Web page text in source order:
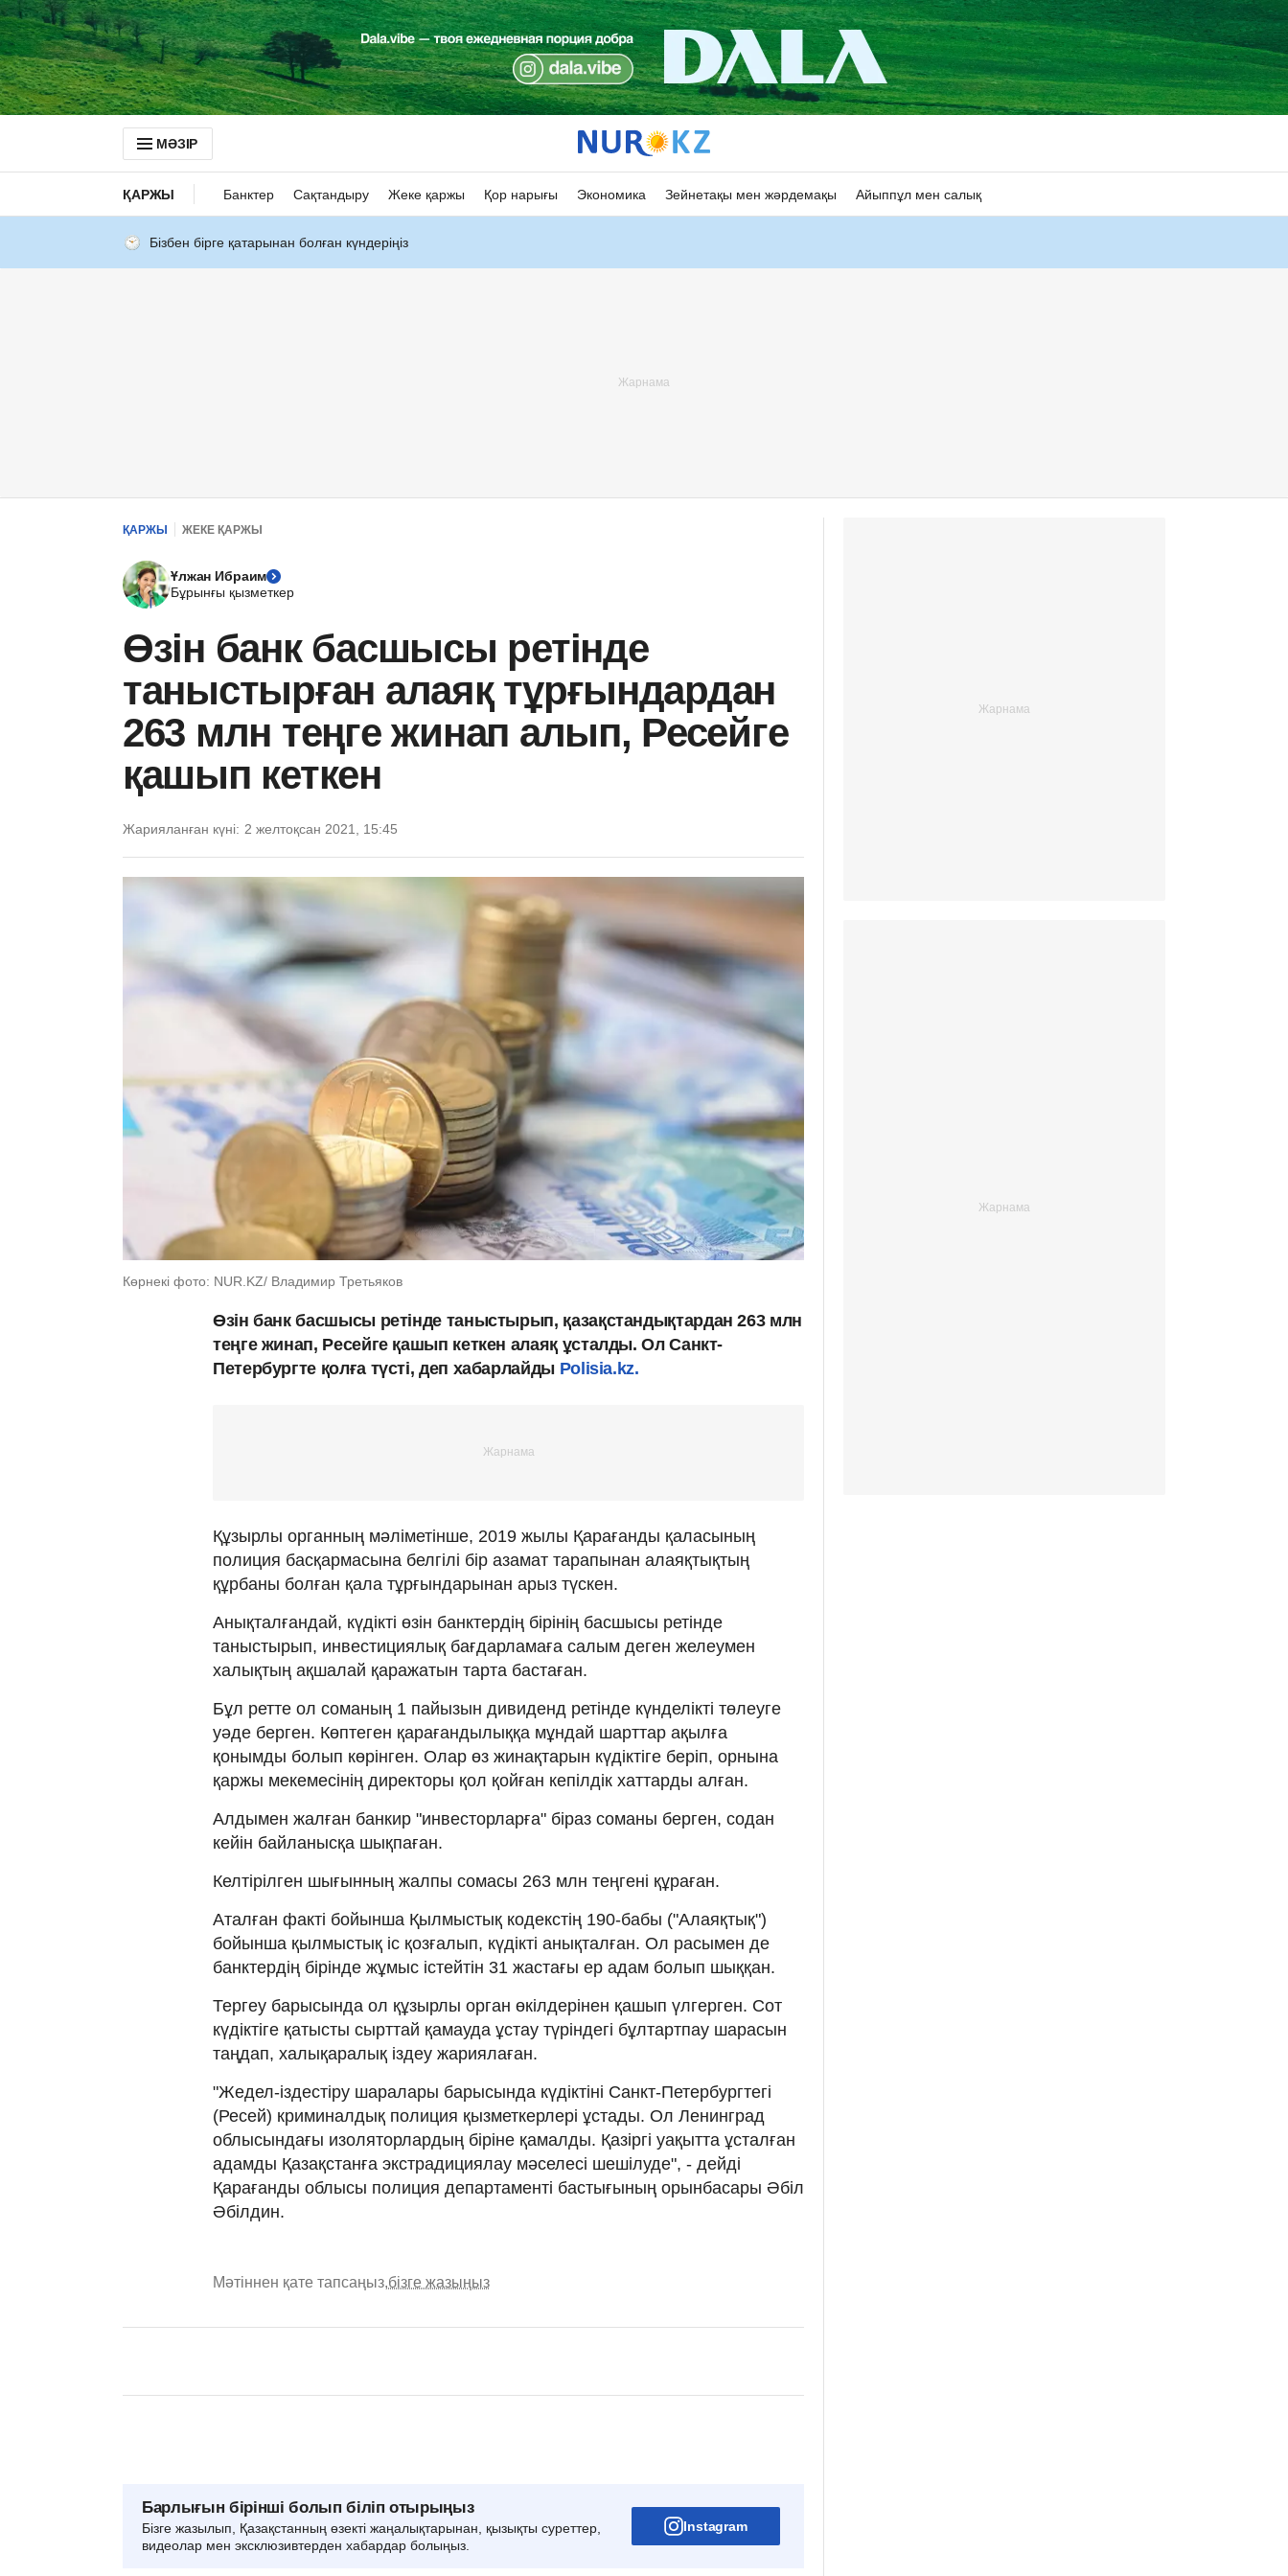
МӘЗІР
ҚАРЖЫ Банктер Сақтандыру Жеке қаржы Қор нарығы Экономика Зейнетақы мен жәрдемақы Айыппұл мен салық
Бізбен бірге қатарынан болған күндеріңіз
ҚАРЖЫ ЖЕКЕ ҚАРЖЫ
Ұлжан Ибраим
Бұрынғы қызметкер
Өзін банк басшысы ретінде
таныстырған алаяқ тұрғындардан
263 млн теңге жинап алып, Ресейге
қашып кеткен
Жарияланған күні: 2 желтоқсан 2021, 15:45
Көрнекі фото: NUR.KZ/ Владимир Третьяков
Өзін банк басшысы ретінде таныстырып, қазақстандықтардан 263 млн
теңге жинап, Ресейге қашып кеткен алаяқ ұсталды. Ол Санкт-
Петербургте қолға түсті, деп хабарлайды Polisia.kz.
Құзырлы органның мәліметінше, 2019 жылы Қарағанды қаласының
полиция басқармасына белгілі бір азамат тарапынан алаяқтықтың
құрбаны болған қала тұрғындарынан арыз түскен.
Анықталғандай, күдікті өзін банктердің бірінің басшысы ретінде
таныстырып, инвестициялық бағдарламаға салым деген желеумен
халықтың ақшалай қаражатын тарта бастаған.
Бұл ретте ол соманың 1 пайызын дивиденд ретінде күнделікті төлеуге
уәде берген. Көптеген қарағандылыққа мұндай шарттар ақылға
қонымды болып көрінген. Олар өз жинақтарын күдіктіге беріп, орнына
қаржы мекемесінің директоры қол қойған кепілдік хаттарды алған.
Алдымен жалған банкир "инвесторларға" біраз соманы берген, содан
кейін байланысқа шықпаған.
Келтірілген шығынның жалпы сомасы 263 млн теңгені құраған.
Аталған факті бойынша Қылмыстық кодекстің 190-бабы ("Алаяқтық")
бойынша қылмыстық іс қозғалып, күдікті анықталған. Ол расымен де
банктердің бірінде жұмыс істейтін 31 жастағы ер адам болып шыққан.
Тергеу барысында ол құзырлы орган өкілдерінен қашып үлгерген. Сот
күдіктіге қатысты сырттай қамауда ұстау түріндегі бұлтартпау шарасын
таңдап, халықаралық іздеу жариялаған.
"Жедел-іздестіру шаралары барысында күдіктіні Санкт-Петербургтегі
(Ресей) криминалдық полиция қызметкерлері ұстады. Ол Ленинград
облысындағы изоляторлардың біріне қамалды. Қазіргі уақытта ұсталған
адамды Қазақстанға экстрадициялау мәселесі шешілуде", - дейді
Қарағанды облысы полиция департаменті бастығының орынбасары Әбіл
Әбілдин.
Мәтіннен қате тапсаңыз,бізге жазыңыз
Барлығын бірінші болып біліп отырыңыз
Бізге жазылып, Қазақстанның өзекті жаңалықтарынан, қызықты суреттер,
видеолар мен эксклюзивтерден хабардар болыңыз.
Instagram